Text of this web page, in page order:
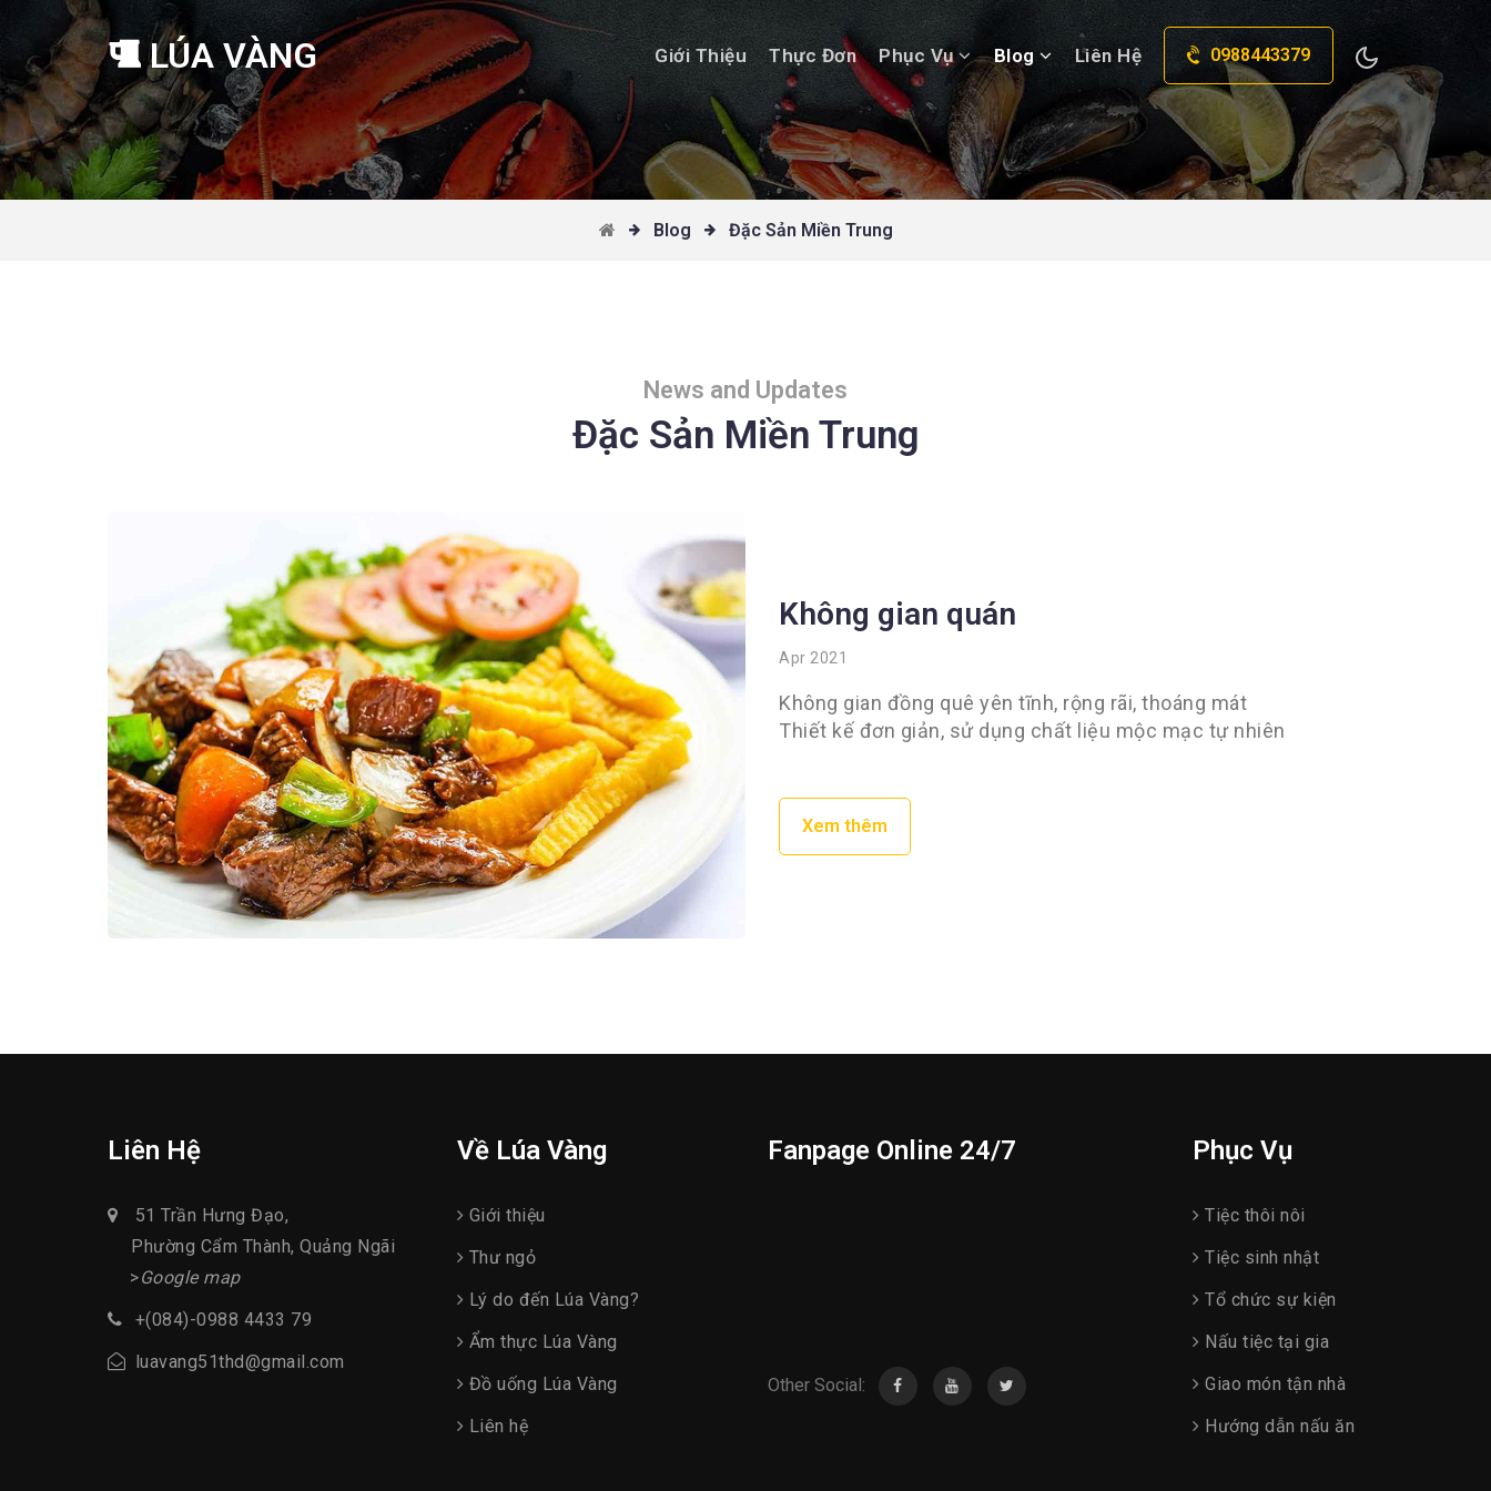
LÚA VÀNG Giới Thiệu Thực Đơn Phục Vụ Blog Liên Hệ 0988443379
Blog Đặc Sản Miền Trung
News and Updates
Đặc Sản Miền Trung
Không gian quán
Apr 2021
Không gian đồng quê yên tĩnh, rộng rãi, thoáng mát
Thiết kế đơn giản, sử dụng chất liệu mộc mạc tự nhiên
Xem thêm
Liên Hệ
51 Trần Hưng Đạo,
Phường Cẩm Thành, Quảng Ngãi
>Google map
+(084)-0988 4433 79
luavang51thd@gmail.com
Về Lúa Vàng
Giới thiệu
Thư ngỏ
Lý do đến Lúa Vàng?
Ẩm thực Lúa Vàng
Đồ uống Lúa Vàng
Liên hệ
Fanpage Online 24/7
Other Social:
Phục Vụ
Tiệc thôi nôi
Tiệc sinh nhật
Tổ chức sự kiện
Nấu tiệc tại gia
Giao món tận nhà
Hướng dẫn nấu ăn